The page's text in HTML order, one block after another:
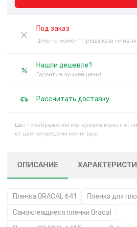
Под заказ
Цена на момент предзаказа не
Нашли дешевле?
Гарантия лучшей цены!
Рассчитать доставку
Цвет изображений материала может
от цветопередачи монитора.
ОПИСАНИЕ
Пленка ORACAL 641
Пленка для
Самоклеящиеся пленки Oracal